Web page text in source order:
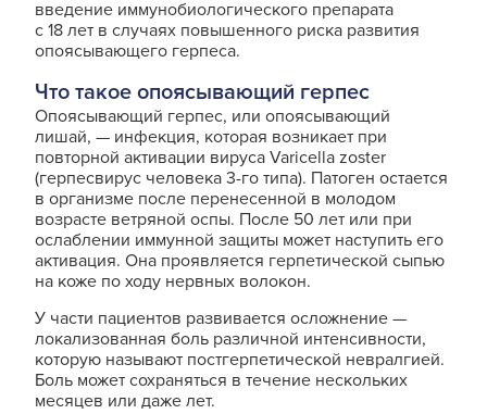
введение иммунобиологического препарата
с 18 лет в случаях повышенного риска развития
опоясывающего герпеса.
Что такое опоясывающий герпес
Опоясывающий герпес, или опоясывающий
лишай, — инфекция, которая возникает при
повторной активации вируса Varicella zoster
(герпесвирус человека 3-го типа). Патоген остается
в организме после перенесенной в молодом
возрасте ветряной оспы. После 50 лет или при
ослаблении иммунной защиты может наступить его
активация. Она проявляется герпетической сыпью
на коже по ходу нервных волокон.
У части пациентов развивается осложнение —
локализованная боль различной интенсивности,
которую называют постгерпетической невралгией.
Боль может сохраняться в течение нескольких
месяцев или даже лет.